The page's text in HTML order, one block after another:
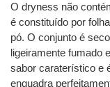
O dryness não
é constituído por
pó. O conjunto é
ligeiramente fumado
sabor caraterístico e
enquadra